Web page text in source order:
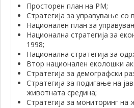
Просторен план на РМ;
Стратегија за управување
Национален план за
Национална стратегија за
1998;
Национална стратегија за
Втор национален еколошки
Стратегија за демографски
Стратегија за подигање на
животната средина;
Стратегија за мониторинг на